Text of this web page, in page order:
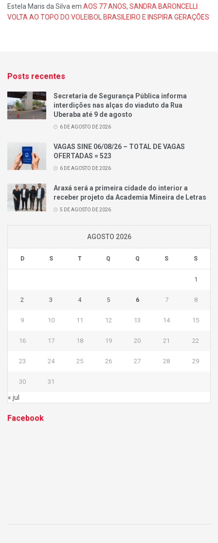
Estela Maris da Silva em AOS 77 ANOS, SANDRA BARONCELLI
VOLTA AO TOPO DO VOLEIBOL BRASILEIRO E INSPIRA GERAÇÕES
Posts recentes
Secretaria de Segurança Pública informa
interdições nas alças do viaduto da Rua
Uberaba até 9 de agosto
6 DE AGOSTO DE 2026
VAGAS SINE 06/08/26 – TOTAL DE VAGAS
OFERTADAS = 523
6 DE AGOSTO DE 2026
Araxá será a primeira cidade do interior a
receber projeto da Academia Mineira de Letras
5 DE AGOSTO DE 2026
AGOSTO 2026
D S T Q Q S S
1
2 3 4 5 6 7 8
9 10 11 12 13 14 15
16 17 18 19 20 21 22
23 24 25 26 27 28 29
30 31
« jul
Facebook